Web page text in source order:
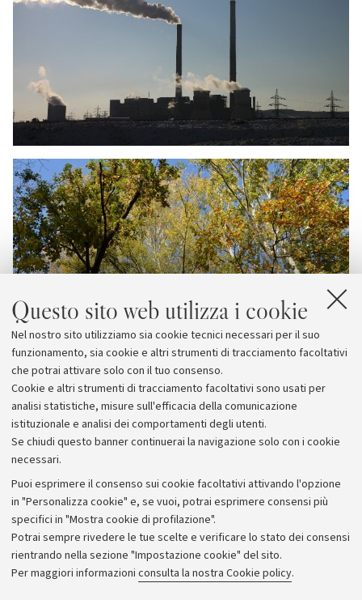
Questo sito web utilizza i cookie
Nel nostro sito utilizziamo sia cookie tecnici necessari per il suo
funzionamento, sia cookie e altri strumenti di tracciamento facoltativi
che potrai attivare solo con il tuo consenso.
Cookie e altri strumenti di tracciamento facoltativi sono usati per
analisi statistiche, misure sull'efficacia della comunicazione
istituzionale e analisi dei comportamenti degli utenti.
Se chiudi questo banner continuerai la navigazione solo con i cookie
necessari.
Puoi esprimere il consenso sui cookie facoltativi attivando l'opzione
in "Personalizza cookie" e, se vuoi, potrai esprimere consensi più
specifici in "Mostra cookie di profilazione".
Potrai sempre rivedere le tue scelte e verificare lo stato dei consensi
rientrando nella sezione "Impostazione cookie" del sito.
Per maggiori informazioni consulta la nostra Cookie policy.
Archivio
Comunicati stampa
Redazione
Rassegna stampa